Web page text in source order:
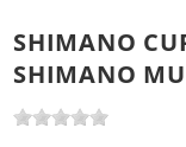
SHIMANO
SHIMANO